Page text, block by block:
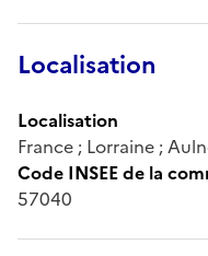
Localisation
Localisation
France ; Lorraine ;
Code INSEE de la
57040